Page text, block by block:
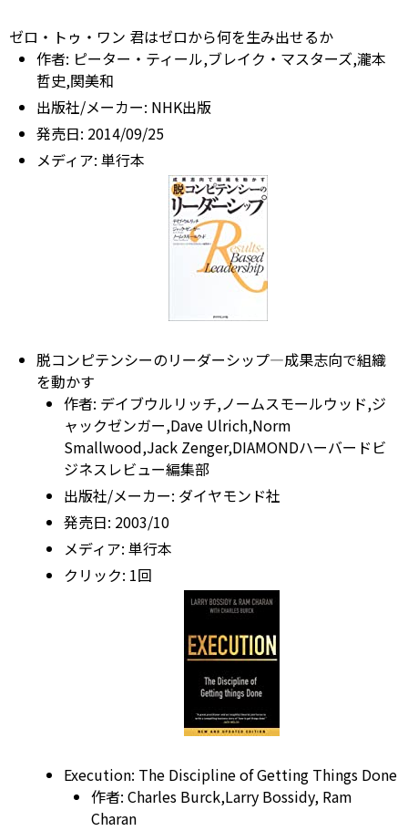
ゼロ・トゥ・ワン 君はゼロから何を生み出せるか
作者: ピーター・ティール,ブレイク・マスターズ,瀧本
哲史,関美和
出版社/メーカー: NHK出版
発売日: 2014/09/25
メディア: 単行本
脱コンピテンシーのリーダーシップ―成果志向で組織
を動かす
作者: デイブウルリッチ,ノームスモールウッド,ジ
ャックゼンガー,Dave Ulrich,Norm
Smallwood,Jack Zenger,DIAMONDハーバードビ
ジネスレビュー編集部
出版社/メーカー: ダイヤモンド社
発売日: 2003/10
メディア: 単行本
クリック: 1回
Execution: The Discipline of Getting Things Done
作者: Charles Burck,Larry Bossidy, Ram
Charan